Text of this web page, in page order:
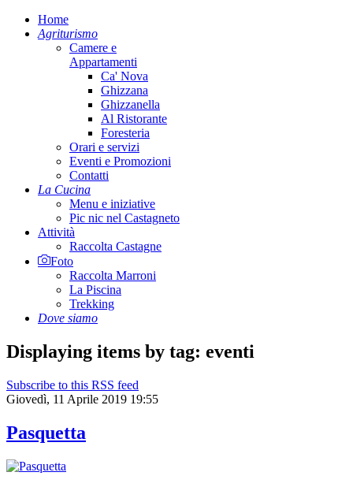
Home
Agriturismo
Camere e
Appartamenti
Ca' Nova
Ghizzana
Ghizzanella
Al Ristorante
Foresteria
Orari e servizi
Eventi e Promozioni
Contatti
La Cucina
Menu e iniziative
Pic nic nel Castagneto
Attività
Raccolta Castagne
Foto
Raccolta Marroni
La Piscina
Trekking
Dove siamo
Displaying items by tag: eventi
Subscribe to this RSS feed
Giovedì, 11 Aprile 2019 19:55
Pasquetta